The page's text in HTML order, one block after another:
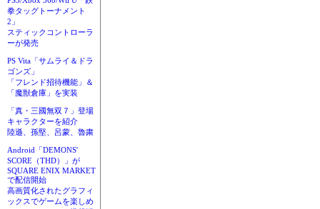
拳タッグトーナメント
2」
スティックコントローラ
ーが発売
PS Vita「サムライ＆ドラ
ゴンズ」
「フレンド招待機能」＆
「魔獣倉庫」を実装
「真・三國無双７」登場
キャラクターを紹介
陸遜、孫堅、呂蒙、魯粛
Android「DEMONS'
SCORE（THD）」が
SQUARE ENIX MARKET
で配信開始
高画質化されたグラフィ
ックスでゲームを楽しめ